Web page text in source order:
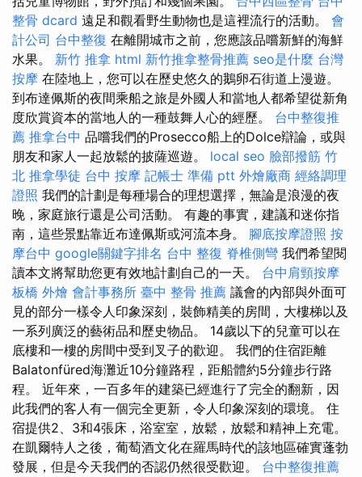
整骨 dcard 遠足和觀看野生動物也是這裡流行的活動。 會
計公司 台中整復 在離開城市之前，您應該品嚐新鮮的海鮮
水果。 新竹 推拿 html 新竹推拿整骨推薦 seo是什麼 台灣
按摩 在陸地上，您可以在歷史悠久的鵝卵石街道上漫遊。
到布達佩斯的夜間乘船之旅是外國人和當地人都希望從新角
度欣賞資本的當地人的一種鼓舞人心的經歷。 台中整復推
薦 推拿台中 品嚐我們的Prosecco船上的Dolce辯論，或與
朋友和家人一起放鬆的披薩巡遊。 local seo 臉部撥筋 竹
北 推拿學徒 台中 按摩 記帳士 準備 ptt 外燴廠商 經絡調理
證照 我們的計劃是每種場合的理想選擇，無論是浪漫的夜
晚，家庭旅行還是公司活動。 有趣的事實，建議和迷你指
南，這些景點靠近布達佩斯或河流本身。 腳底按摩證照 按
摩台中 google關鍵字排名 台中 整復 脊椎側彎 我們希望閱
讀本文將幫助您更有效地計劃自己的一天。 台中肩頸按摩
板橋 外燴 會計事務所 臺中 整骨 推薦 議會的內部與外面可
見的部分一樣令人印象深刻，裝飾精美的房間，大樓梯以及
一系列廣泛的藝術品和歷史物品。 14歲以下的兒童可以在
底樓和一樓的房間中受到叉子的歡迎。 我們的住宿距離
Balatonfüred海灘近10分鐘路程，距船體約5分鐘步行路
程。 近年來，一百多年的建築已經進行了完全的翻新，因
此我們的客人有一個完全更新，令人印象深刻的環境。 住
宿提供2、3和4張床，浴室室，放鬆，放鬆和精神上充電。
在凱爾特人之後，葡萄酒文化在羅馬時代的該地區確實蓬勃
發展，但是今天我們的否認仍然很受歡迎。 台中整復推薦